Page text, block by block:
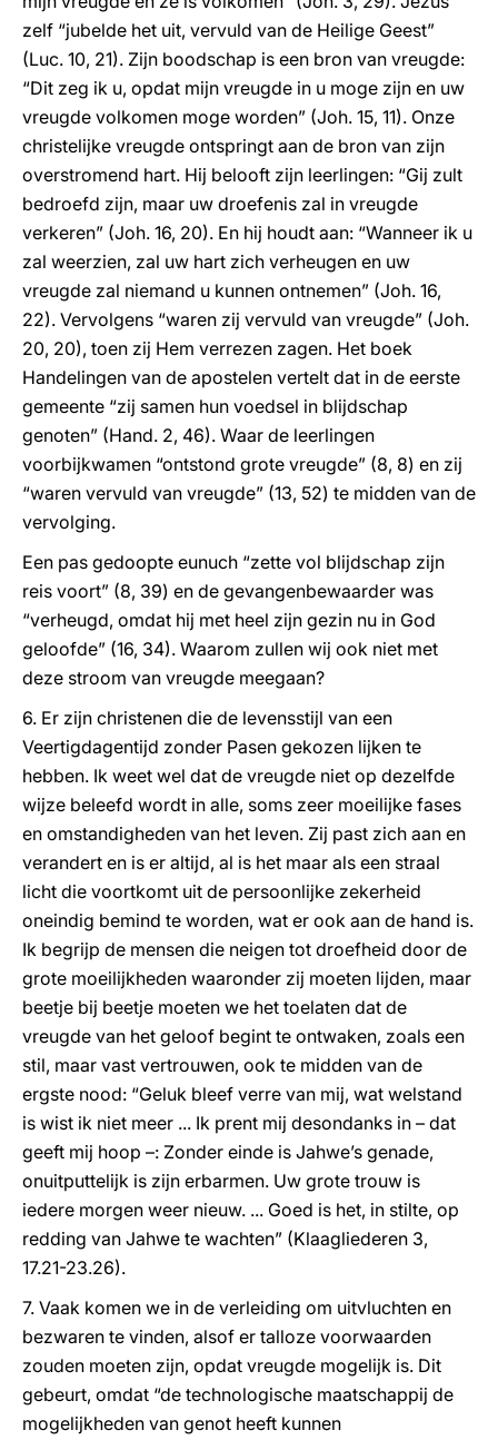
zelf “jubelde het uit, vervuld van de Heilige Geest”
(Luc. 10, 21). Zijn boodschap is een bron van vreugde:
“Dit zeg ik u, opdat mijn vreugde in u moge zijn en uw
vreugde volkomen moge worden” (Joh. 15, 11). Onze
christelijke vreugde ontspringt aan de bron van zijn
overstromend hart. Hij belooft zijn leerlingen: “Gij zult
bedroefd zijn, maar uw droefenis zal in vreugde
verkeren” (Joh. 16, 20). En hij houdt aan: “Wanneer ik u
zal weerzien, zal uw hart zich verheugen en uw
vreugde zal niemand u kunnen ontnemen” (Joh. 16,
22). Vervolgens “waren zij vervuld van vreugde” (Joh.
20, 20), toen zij Hem verrezen zagen. Het boek
Handelingen van de apostelen vertelt dat in de eerste
gemeente “zij samen hun voedsel in blijdschap
genoten” (Hand. 2, 46). Waar de leerlingen
voorbijkwamen “ontstond grote vreugde” (8, 8) en zij
“waren vervuld van vreugde” (13, 52) te midden van de
vervolging.
Een pas gedoopte eunuch “zette vol blijdschap zijn
reis voort” (8, 39) en de gevangenbewaarder was
“verheugd, omdat hij met heel zijn gezin nu in God
geloofde” (16, 34). Waarom zullen wij ook niet met
deze stroom van vreugde meegaan?
6. Er zijn christenen die de levensstijl van een
Veertigdagentijd zonder Pasen gekozen lijken te
hebben. Ik weet wel dat de vreugde niet op dezelfde
wijze beleefd wordt in alle, soms zeer moeilijke fases
en omstandigheden van het leven. Zij past zich aan en
verandert en is er altijd, al is het maar als een straal
licht die voortkomt uit de persoonlijke zekerheid
oneindig bemind te worden, wat er ook aan de hand is.
Ik begrijp de mensen die neigen tot droefheid door de
grote moeilijkheden waaronder zij moeten lijden, maar
beetje bij beetje moeten we het toelaten dat de
vreugde van het geloof begint te ontwaken, zoals een
stil, maar vast vertrouwen, ook te midden van de
ergste nood: “Geluk bleef verre van mij, wat welstand
is wist ik niet meer ... Ik prent mij desondanks in – dat
geeft mij hoop –: Zonder einde is Jahwe’s genade,
onuitputtelijk is zijn erbarmen. Uw grote trouw is
iedere morgen weer nieuw. ... Goed is het, in stilte, op
redding van Jahwe te wachten” (Klaagliederen 3,
17.21-23.26).
7. Vaak komen we in de verleiding om uitvluchten en
bezwaren te vinden, alsof er talloze voorwaarden
zouden moeten zijn, opdat vreugde mogelijk is. Dit
gebeurt, omdat “de technologische maatschappij de
mogelijkheden van genot heeft kunnen